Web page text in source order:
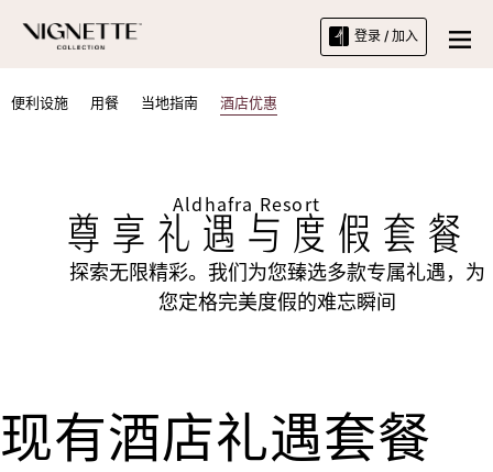
登录 / 加入
便利设施 用餐 当地指南 酒店优惠
Aldhafra Resort
尊享礼遇与度假套餐
探索无限精彩。我们为您臻选多款专属礼遇，为
您定格完美度假的难忘瞬间
现有酒店礼遇套餐